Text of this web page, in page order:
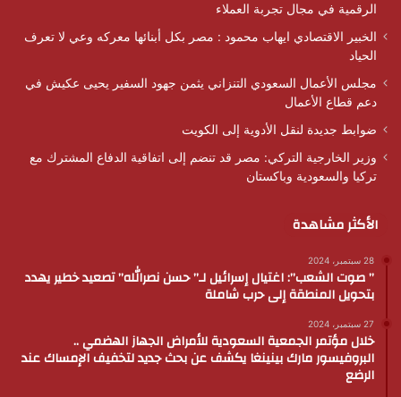
الرقمية في مجال تجربة العملاء
الخبير الاقتصادي ايهاب محمود : مصر بكل أبنائها معركه وعي لا تعرف
الحياد
مجلس الأعمال السعودي التنزاني يثمن جهود السفير يحيى عكيش في
دعم قطاع الأعمال
ضوابط جديدة لنقل الأدوية إلى الكويت
وزير الخارجية التركي: مصر قد تنضم إلى اتفاقية الدفاع المشترك مع
تركيا والسعودية وباكستان
الأكثر مشاهدة
28 سبتمبر، 2024
” صوت الشعب”: اغتيال إسرائيل لـ” حسن نصرالله” تصعيد خطير يهدد
بتحويل المنطقة إلى حرب شاملة
27 سبتمبر، 2024
خلال مؤتمر الجمعية السعودية للأمراض الجهاز الهضمي ..
البروفيسور مارك بينينغا يكشف عن بحث جديد لتخفيف الإمساك عند
الرضع